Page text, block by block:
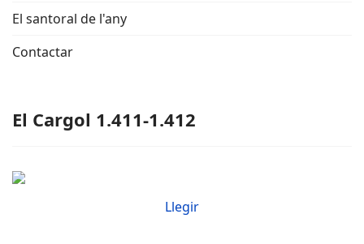
El santoral de l'any
Contactar
El Cargol 1.411-1.412
Llegir